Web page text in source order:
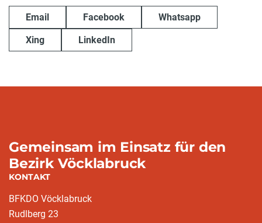
Email Facebook Whatsapp
Xing LinkedIn
Gemeinsam im Einsatz für den
Bezirk Vöcklabruck
KONTAKT
BFKDO Vöcklabruck
Rudlberg 23